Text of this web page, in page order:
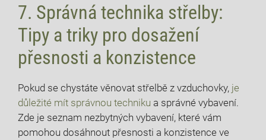
7. Správná technika střelby:
Tipy a triky pro dosažení
přesnosti a konzistence
Pokud se chystáte věnovat střelbě z vzduchovky, je
důležité mít správnou techniku a správné vybavení.
Zde je seznam nezbytných vybavení, které vám
pomohou dosáhnout přesnosti a konzistence ve